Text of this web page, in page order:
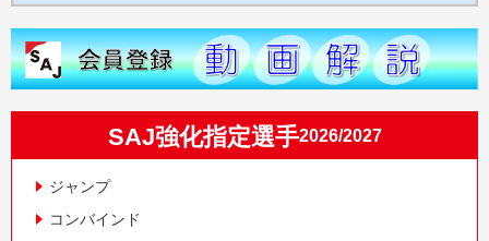
SAJ強化指定選手2026/2027
ジャンプ
コンバインド